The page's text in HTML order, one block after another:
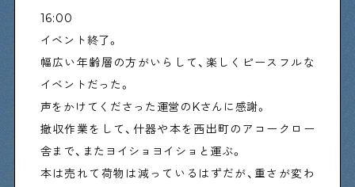
週刊下町日和
Stay Home
下町寫眞
16:00
イベント終了。
幅広い年齢層の方がいらして、楽しくピースフルな
イベントだった。
声をかけてくださった運営のKさんに感謝。
撤収作業をして、什器や本を西出町のアコークロー
舎まで、またヨイショヨイショと運ぶ。
本は売れて荷物は減っているはずだが、重さが変わ